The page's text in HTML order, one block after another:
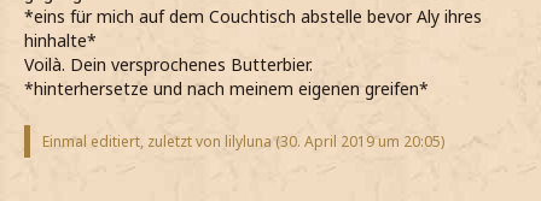
*eins für mich auf dem Couchtisch abstelle bevor Aly ihres
hinhalte*
Voilà. Dein versprochenes Butterbier.
*hinterhersetze und nach meinem eigenen greifen*
Einmal editiert, zuletzt von lilyluna (30. April 2019 um 20:05)